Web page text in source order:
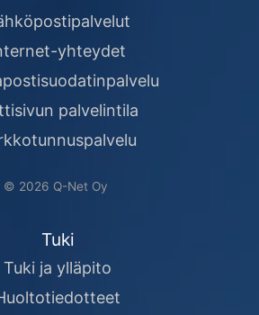
yhteydet
palvelintila
© 2026 Q-Net Oy
Tuki
Tuki ja ylläpito